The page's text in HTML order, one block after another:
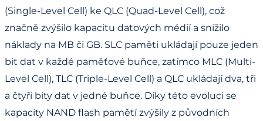
(Single-Level Cell) ke QLC (Quad-Level Cell), což
značně zvýšilo kapacitu datových médií a snížilo
náklady na MB či GB. SLC paměti ukládají pouze jeden
bit dat v každé paměťové buňce, zatímco MLC (Multi-
Level Cell), TLC (Triple-Level Cell) a QLC ukládají dva, tři
a čtyři bity dat v jedné buňce. Díky této evoluci se
kapacity NAND flash pamětí zvýšily z původních